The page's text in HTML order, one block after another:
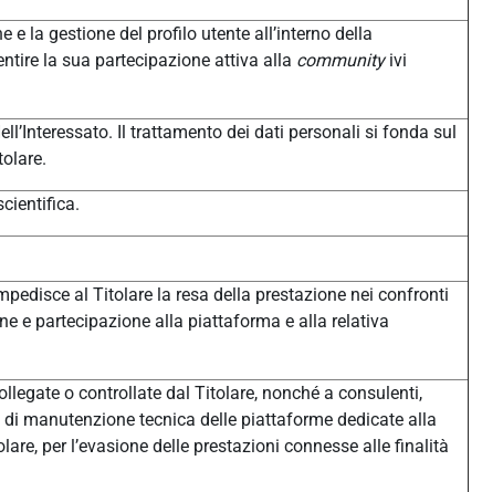
e la gestione del profilo utente all’interno della
la sua partecipazione attiva alla communityivi
Il trattamento dei dati personali si fonda sul
al Titolare la resa della prestazione nei confronti
e partecipazione alla piattaforma e alla relativa
o controllate dal Titolare, nonché a consulenti,
manutenzione tecnica delle piattaforme dedicate alla
per l’evasione delle prestazioni connesse alle finalità